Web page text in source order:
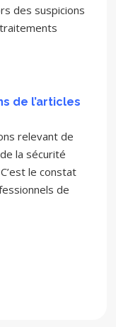
des suspicions
de l’articles
relevant de
la sécurité
le constat
de